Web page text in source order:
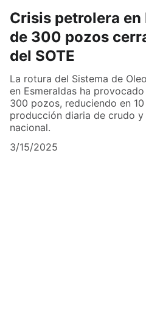
Crisis petrolera en
de 300 pozos
del SOTE
La rotura del Sistema de
en Esmeraldas ha
300 pozos, reduciendo en
producción diaria de crudo
nacional.
3/15/2025